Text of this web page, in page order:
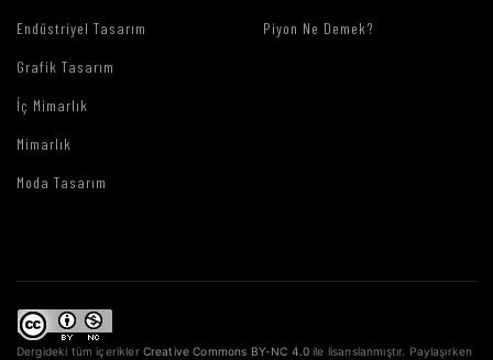
Endüstriyel Tasarım
Grafik Tasarım
İç Mimarlık
Mimarlık
Moda Tasarım
Piyon Ne Demek?
Dergideki tüm içerikler Creative Commons BY-NC 4.0 ile lisanslanmıştır. Paylaşırken